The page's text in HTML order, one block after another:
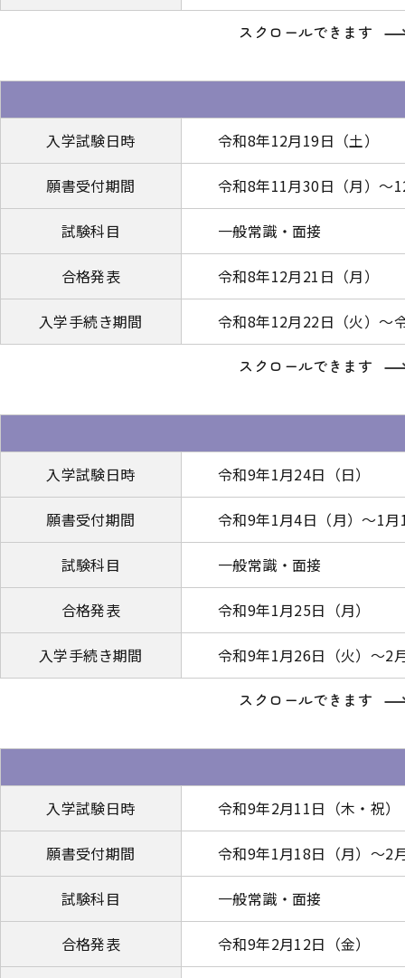
スクロールできます
入学試験日時 令和8年12月19日（土）
願書受付期間 令和8年11月30日（月）～
試験科目 一般常識・面接
合格発表 令和8年12月21日（月）
入学手続き期間 令和8年12月22日（火）～
スクロールできます
入学試験日時 令和9年1月24日（日）
願書受付期間 令和9年1月4日（月）～1
試験科目 一般常識・面接
合格発表 令和9年1月25日（月）
入学手続き期間 令和9年1月26日（火）～2
スクロールできます
入学試験日時 令和9年2月11日（木・祝）
願書受付期間 令和9年1月18日（月）～2
試験科目 一般常識・面接
合格発表 令和9年2月12日（金）